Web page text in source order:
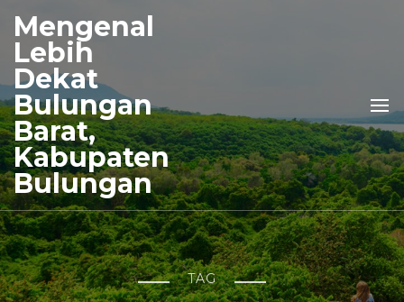
Mengenal
Lebih
Dekat
Bulungan
Barat,
Kabupaten
Bulungan
TAG